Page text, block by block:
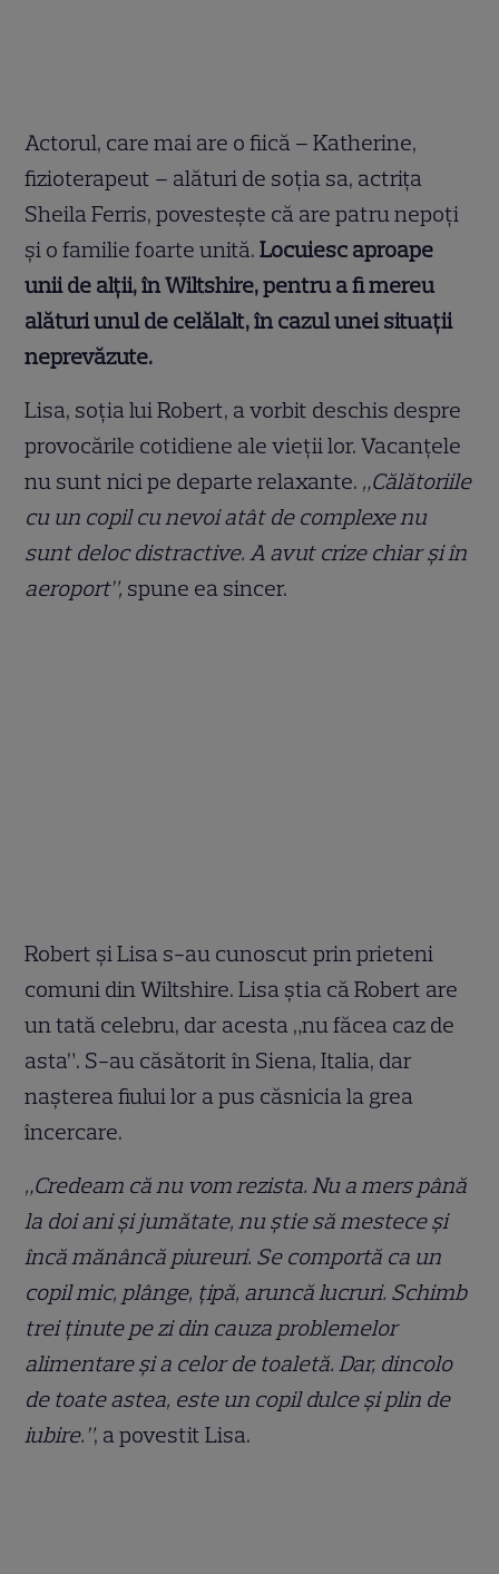
Actorul, care mai are o fiică – Katherine,
fizioterapeut – alături de soția sa, actrița
Sheila Ferris, povestește că are patru nepoți
și o familie foarte unită. Locuiesc aproape
unii de alții, în Wiltshire, pentru a fi mereu
alături unul de celălalt, în cazul unei situații
neprevăzute.
Lisa, soția lui Robert, a vorbit deschis despre
provocările cotidiene ale vieții lor. Vacanțele
nu sunt nici pe departe relaxante. „Călătoriile
cu un copil cu nevoi atât de complexe nu
sunt deloc distractive. A avut crize chiar și în
aeroport”, spune ea sincer.
Robert și Lisa s-au cunoscut prin prieteni
comuni din Wiltshire. Lisa știa că Robert are
un tată celebru, dar acesta „nu făcea caz de
asta”. S-au căsătorit în Siena, Italia, dar
nașterea fiului lor a pus căsnicia la grea
încercare.
„Credeam că nu vom rezista. Nu a mers până
la doi ani și jumătate, nu știe să mestece și
încă mănâncă piureuri. Se comportă ca un
copil mic, plânge, țipă, aruncă lucruri. Schimb
trei ținute pe zi din cauza problemelor
alimentare și a celor de toaletă. Dar, dincolo
de toate astea, este un copil dulce și plin de
iubire.”, a povestit Lisa.